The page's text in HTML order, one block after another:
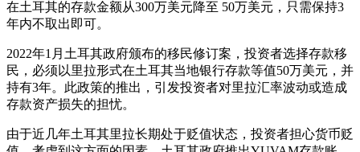
在土耳其的存款金额从300万美元降至 50万美元，只需保持3
年内不取出即可。
2022年1月土耳其政府颁布的移民修订案，投资者选择存款移
民，必须以里拉形式在土耳其当地银行存款等值50万美元，并
持有3年。此政策的推出，引发投资者对里拉汇率波动或造成
存款资产损失的担忧。
由于近几年土耳其里拉长期处于贬值状态，投资者担心货币贬